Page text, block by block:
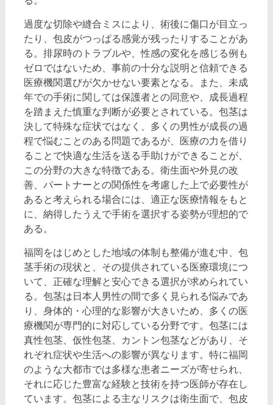
過度な切除や縫合ミスにより、術後に傷口が目立っ
たり、包皮がつっぱる感覚が残ったりすることがあ
る。排尿時のトラブルや、性感の変化を感じる例も
ゼロではないため、事前の十分な説明と信頼できる
医療機関選びが欠かせない要素となる。また、未成
年での手術に関しては保護者との同意や、成長過程
を踏まえた慎重な判断が必要とされている。包茎は
決して特殊な症状ではなく、多くの男性が成長の過
程で悩むことのある問題であるが、医療の力を借り
ることで快適な生活を送る手助けができることが、
この分野の大きな特徴である。衛生面や外見の改
善、パートナーとの関係性を考慮した上で必要性が
あると考えられる場合には、適正な医療情報をもと
に、納得したうえで手術を選択する姿勢が理想的で
ある。
福岡をはじめとした地域の体制も整備が進む中、包
茎手術の現状と、その提供されている医療環境につ
いて、正確な理解と安心できる選択が求められてい
る。包茎は日本人男性の間で多く見られる悩みであ
り、身体的・心理的な影響が大きいため、多くの医
療機関が専門的に対応している分野です。包茎には
真性包茎、仮性包茎、カントン包茎などがあり、そ
れぞれ症状や生活への影響が異なります。特に福岡
のような大都市では多様な患者ニーズが寄せられ、
それに応じた豊富な経験と技術を持つ医師が存在し
ています。包茎による主なリスクは衛生面で、包皮